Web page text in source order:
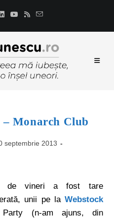
Monarch Club
septembrie 2013
de vineri a fost tare
unii pe la Webstock
(n-am ajuns, din